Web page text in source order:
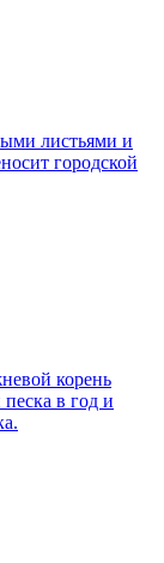
листьями и
городской
корень
в год и